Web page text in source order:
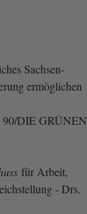
Sachsen-
ermöglichen
DIE GRÜNEN
für Arbeit,
- Drs.